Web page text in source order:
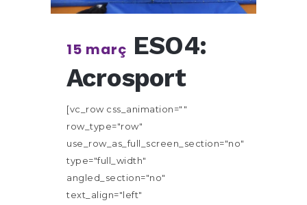
15 març ESO4:
Acrosport
[vc_row css_animation=""
row_type="row"
use_row_as_full_screen_section="no"
type="full_width"
angled_section="no"
text_align="left"